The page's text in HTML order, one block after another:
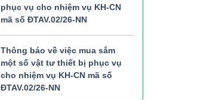
phục vụ cho nhiệm vụ KH-CN
mã số ĐTAV.02/26-NN
Thông báo về việc mua sắm
một số vật tư thiết bị phục vụ
cho nhiệm vụ KH-CN mã số
ĐTAV.02/26-NN